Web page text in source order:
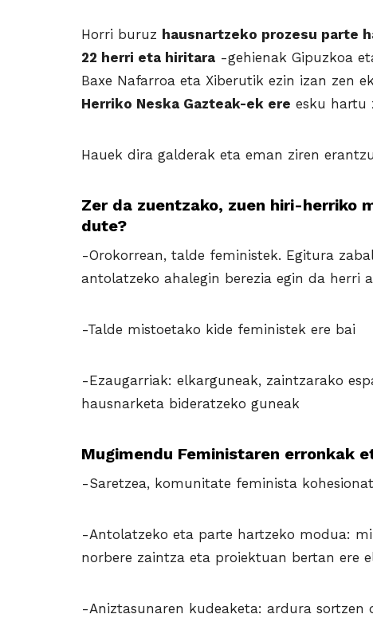
Horri buruz hausnartzeko prozesu parte
22 herri eta hiritara -gehienak Gipuzkoa
Baxe Nafarroa eta Xiberutik ezin izan zen
Herriko Neska Gazteak-ek ere esku hartu
Hauek dira galderak eta eman ziren
Zer da zuentzako, zuen hiri-herriko
dute?
-Orokorrean, talde feministek. Egitura
antolatzeko ahalegin berezia egin da herri
-Talde mistoetako kide feministek ere bai
-Ezaugarriak: elkarguneak, zaintzarako
hausnarketa bideratzeko guneak
Mugimendu Feministaren erronkak
-Saretzea, komunitate feminista
-Antolatzeko eta parte hartzeko modua:
norbere zaintza eta proiektuan bertan ere
-Aniztasunaren kudeaketa: ardura sortzen